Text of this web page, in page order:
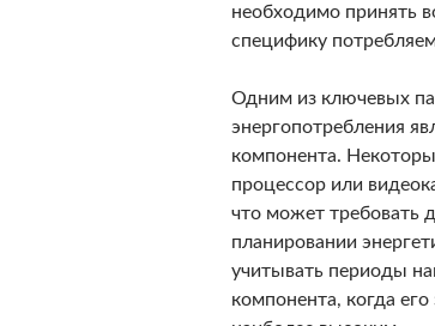
необходимо принять
специфику
Одним из ключевых
энергопотребления
компонента.
процессор или
что может требовать
планировании
учитывать периоды
компонента, когда